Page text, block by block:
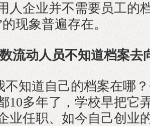
人企业并不需要员工的
现象普遍存在。
流动人员不知道档案去
不知道自己的档案在哪
10多年了，学校早把它
业任职、如今自己创业